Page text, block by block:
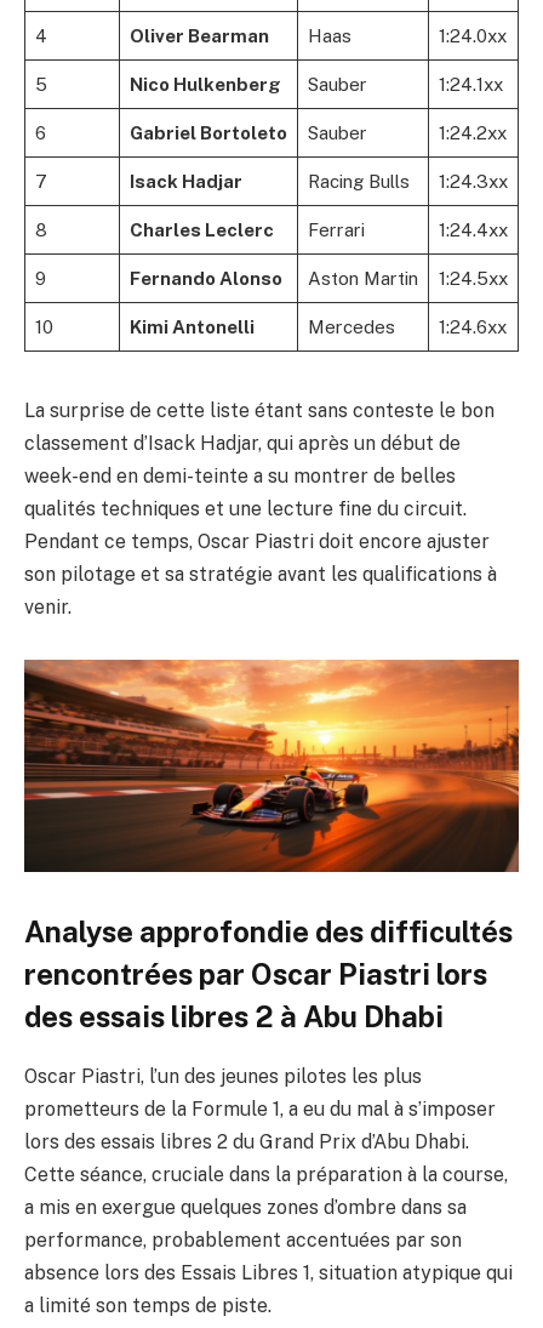
4 Oliver Bearman Haas 1:24.0xx
5 Nico Hulkenberg Sauber 1:24.1xx
6 Gabriel Bortoleto Sauber 1:24.2xx
7 Isack Hadjar Racing Bulls 1:24.3xx
8 Charles Leclerc Ferrari 1:24.4xx
9 Fernando Alonso Aston Martin 1:24.5xx
10 Kimi Antonelli Mercedes 1:24.6xx
La surprise de cette liste étant sans conteste le bon
classement d’Isack Hadjar, qui après un début de
week-end en demi-teinte a su montrer de belles
qualités techniques et une lecture fine du circuit.
Pendant ce temps, Oscar Piastri doit encore ajuster
son pilotage et sa stratégie avant les qualifications à
venir.
Analyse approfondie des difficultés
rencontrées par Oscar Piastri lors
des essais libres 2 à Abu Dhabi
Oscar Piastri, l’un des jeunes pilotes les plus
prometteurs de la Formule 1, a eu du mal à s’imposer
lors des essais libres 2 du Grand Prix d’Abu Dhabi.
Cette séance, cruciale dans la préparation à la course,
a mis en exergue quelques zones d’ombre dans sa
performance, probablement accentuées par son
absence lors des Essais Libres 1, situation atypique qui
a limité son temps de piste.